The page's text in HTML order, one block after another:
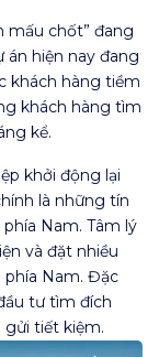
mấu chốt” đang
hiện nay đang
khách hàng tiềm
khách hàng tìm
kể.
khởi động lại
là những tín
Nam. Tâm lý
và đặt nhiều
Nam. Đặc
tư tìm đích
gửi tiết kiệm.